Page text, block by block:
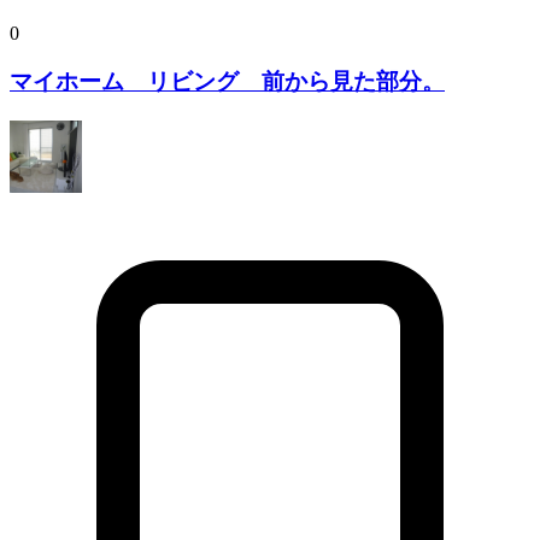
0
マイホーム リビング 前から見た部分。